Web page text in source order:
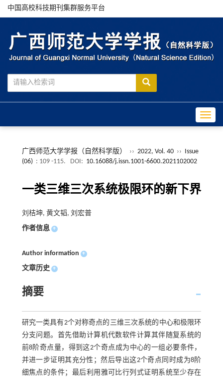
中国高校科技期刊集群服务平台
广西师范大学学报（自然科学版） ›› 2022, Vol. 40 ››
Issue
(06) : 109 -115. DOI: 10.16088/j.issn.1001-6600.2021102002
一类三维三次系统极限环的新下界
刘桔坤, 黄文韬, 刘宏普
作者信息 +
Author information +
文章历史 +
摘要
研究一类具有2个对称奇点的三维三次系统的中心和极限环
分支问题。首先借助计算机代数软件计算其伴随复系统的
前8阶奇点量，得到这2个奇点成为中心的一组必要条件，
并进一步证明其充分性；然后导出这2个奇点同时成为8阶
细焦点的条件；最后利用雅可比行列式证明系统至少存在